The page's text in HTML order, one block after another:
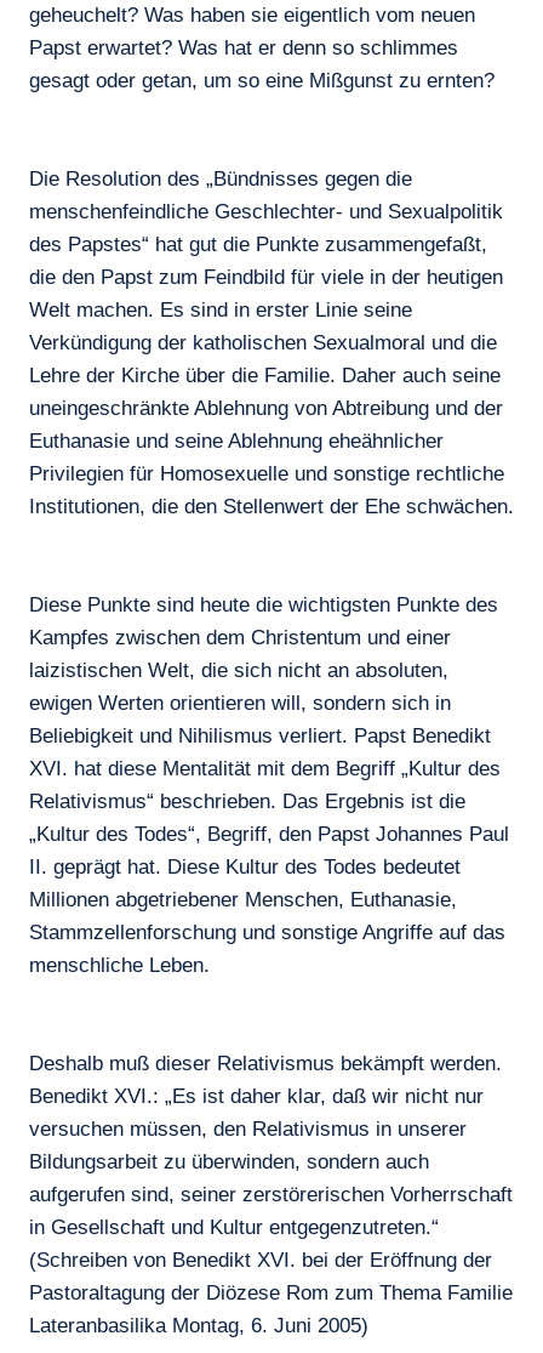
geheuchelt? Was haben sie eigentlich vom neuen
Papst erwartet? Was hat er denn so schlimmes
gesagt oder getan, um so eine Mißgunst zu ernten?
Die Resolution des „Bündnisses gegen die
menschenfeindliche Geschlechter- und Sexualpolitik
des Papstes“ hat gut die Punkte zusammengefaßt,
die den Papst zum Feindbild für viele in der heutigen
Welt machen. Es sind in erster Linie seine
Verkündigung der katholischen Sexualmoral und die
Lehre der Kirche über die Familie. Daher auch seine
uneingeschränkte Ablehnung von Abtreibung und der
Euthanasie und seine Ablehnung eheähnlicher
Privilegien für Homosexuelle und sonstige rechtliche
Institutionen, die den Stellenwert der Ehe schwächen.
Diese Punkte sind heute die wichtigsten Punkte des
Kampfes zwischen dem Christentum und einer
laizistischen Welt, die sich nicht an absoluten,
ewigen Werten orientieren will, sondern sich in
Beliebigkeit und Nihilismus verliert. Papst Benedikt
XVI. hat diese Mentalität mit dem Begriff „Kultur des
Relativismus“ beschrieben. Das Ergebnis ist die
„Kultur des Todes“, Begriff, den Papst Johannes Paul
II. geprägt hat. Diese Kultur des Todes bedeutet
Millionen abgetriebener Menschen, Euthanasie,
Stammzellenforschung und sonstige Angriffe auf das
menschliche Leben.
Deshalb muß dieser Relativismus bekämpft werden.
Benedikt XVI.: „Es ist daher klar, daß wir nicht nur
versuchen müssen, den Relativismus in unserer
Bildungsarbeit zu überwinden, sondern auch
aufgerufen sind, seiner zerstörerischen Vorherrschaft
in Gesellschaft und Kultur entgegenzutreten.“
(Schreiben von Benedikt XVI. bei der Eröffnung der
Pastoraltagung der Diözese Rom zum Thema Familie
Lateranbasilika Montag, 6. Juni 2005)